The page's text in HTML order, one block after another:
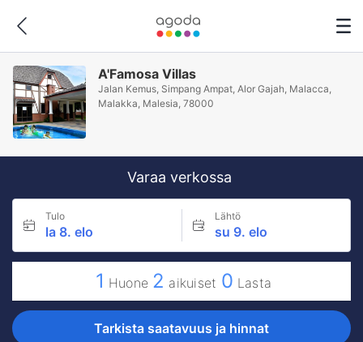
A'Famosa Villas
Jalan Kemus, Simpang Ampat, Alor Gajah, Malacca,
Malakka, Malesia, 78000
Varaa verkossa
Tulo
la 8. elo
Lähtö
su 9. elo
1 Huone 2 aikuiset 0 Lasta
Tarkista saatavuus ja hinnat